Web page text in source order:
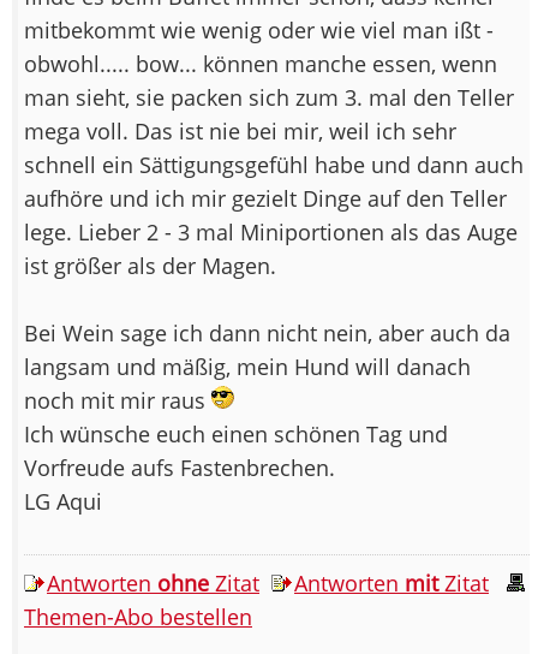
mitbekommt wie wenig oder wie viel man ißt -
obwohl..... bow... können manche essen, wenn
man sieht, sie packen sich zum 3. mal den Teller
mega voll. Das ist nie bei mir, weil ich sehr
schnell ein Sättigungsgefühl habe und dann auch
aufhöre und ich mir gezielt Dinge auf den Teller
lege. Lieber 2 - 3 mal Miniportionen als das Auge
ist größer als der Magen.
Bei Wein sage ich dann nicht nein, aber auch da
langsam und mäßig, mein Hund will danach
noch mit mir raus
Ich wünsche euch einen schönen Tag und
Vorfreude aufs Fastenbrechen.
LG Aqui
Antworten ohne Zitat Antworten mitZitat
Themen-Abo bestellen